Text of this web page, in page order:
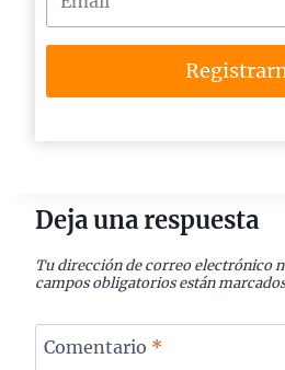
Deja una respuesta
Tu dirección de correo electrónico
campos obligatorios están
Comentario *